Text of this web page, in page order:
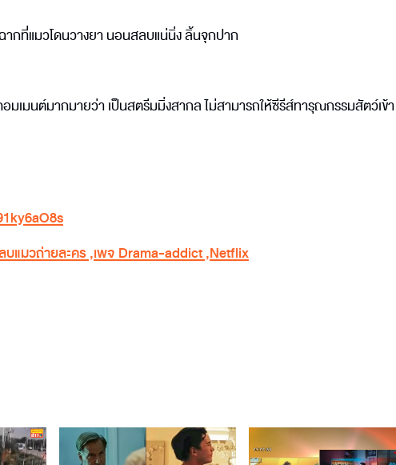
กที่แมวโดนวางยา นอนสลบแน่นิ่ง ลิ้นจุกปาก
มเมนต์มากมายว่า เป็นสตรีมมิ่งสากล ไม่สามารถให้ซีรีส์ทารุณกรรมสัตว์เข้า
บแมวถ่ายละคร,เพจ Drama-addict,Netflix